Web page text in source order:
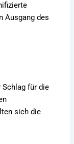
Ausgang des
für die
sich die